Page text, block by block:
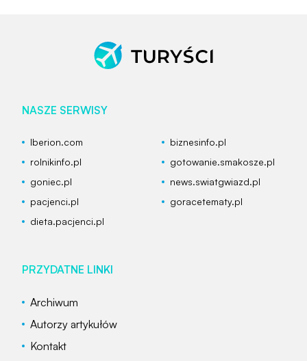
NASZE SERWISY
Iberion.com
biznesinfo.pl
rolnikinfo.pl
gotowanie.smakosze.pl
goniec.pl
news.swiatgwiazd.pl
pacjenci.pl
goracetematy.pl
dieta.pacjenci.pl
PRZYDATNE LINKI
Archiwum
Autorzy artykułów
Kontakt